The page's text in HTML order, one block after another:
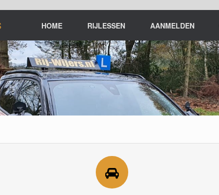
HOME RIJLESSEN AANMELDEN